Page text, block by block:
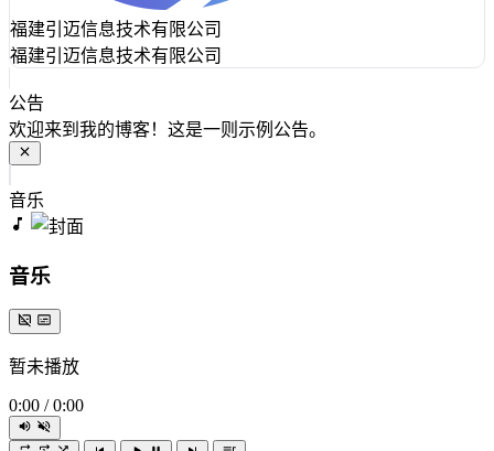
福建引迈信息技术有限公司
福建引迈信息技术有限公司
公告
欢迎来到我的博客！这是一则示例公告。
音乐
音乐
暂未播放
0:00 / 0:00